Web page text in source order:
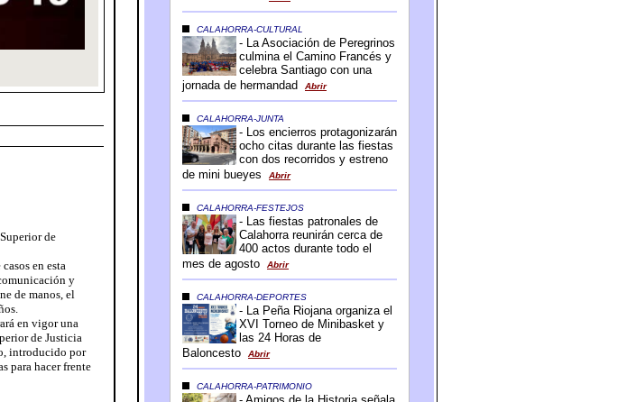
de
en esta
y
de manos, el
en vigor una
de Justicia
introducido por
para hacer frente